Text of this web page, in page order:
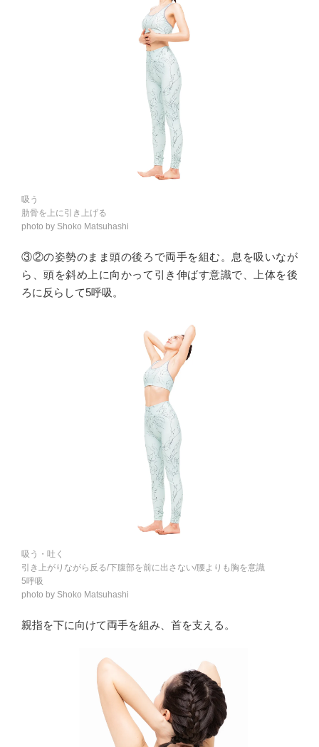
吸う
肋骨を上に引き上げる
photo by Shoko Matsuhashi
③②の姿勢のまま頭の後ろで両手を組む。息を吸いなが
ら、頭を斜め上に向かって引き伸ばす意識で、上体を後
ろに反らして5呼吸。
吸う・吐く
引き上がりながら反る/下腹部を前に出さない/腰よりも胸を意識
5呼吸
photo by Shoko Matsuhashi
親指を下に向けて両手を組み、首を支える。